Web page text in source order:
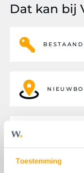
Toestemming
Dat kan bij